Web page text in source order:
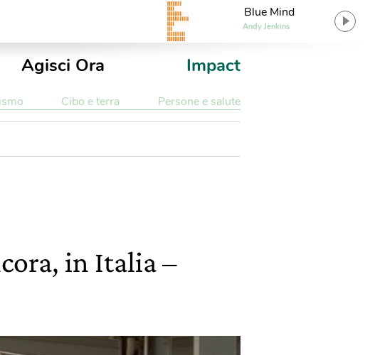
Blue Mind
Andy Jenkins
Agisci Ora Impact
Cibo e terra Persone e salute
in Italia –